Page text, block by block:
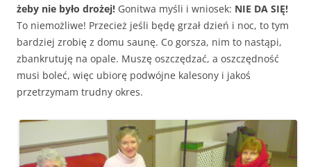
żeby nie było drożej! Gonitwa myśli i wniosek: NIE DA SIĘ!
To niemożliwe! Przecież jeśli będę grzał dzień i noc, to tym
bardziej zrobię z domu saunę. Co gorsza, nim to nastąpi,
zbankrutuję na opale. Muszę oszczędzać, a oszczędność
musi boleć, więc ubiorę podwójne kalesony i jakoś
przetrzymam trudny okres.